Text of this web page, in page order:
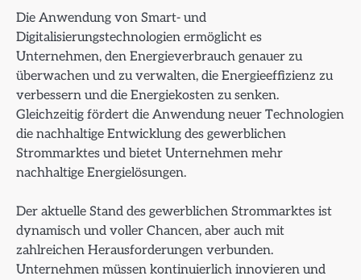
Die Anwendung von Smart- und
Digitalisierungstechnologien ermöglicht es
Unternehmen, den Energieverbrauch genauer zu
überwachen und zu verwalten, die Energieeffizienz zu
verbessern und die Energiekosten zu senken.
Gleichzeitig fördert die Anwendung neuer Technologien
die nachhaltige Entwicklung des gewerblichen
Strommarktes und bietet Unternehmen mehr
nachhaltige Energielösungen.
Der aktuelle Stand des gewerblichen Strommarktes ist
dynamisch und voller Chancen, aber auch mit
zahlreichen Herausforderungen verbunden.
Unternehmen müssen kontinuierlich innovieren und